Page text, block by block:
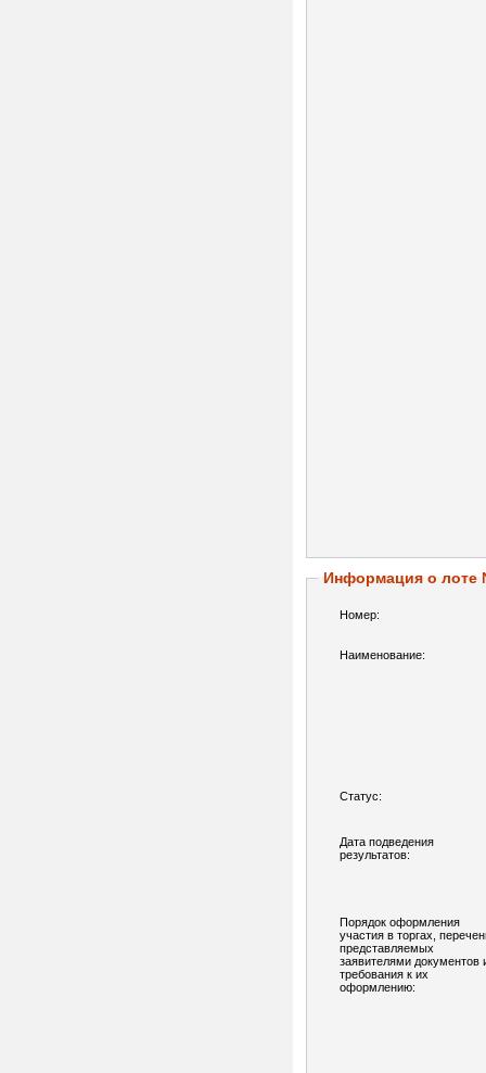
Информация о лоте
Номер:
Наименование:
Статус:
Дата подведения
результатов:
Порядок оформления
участия в торгах,
представляемых
заявителями документов
требования к их
оформлению: